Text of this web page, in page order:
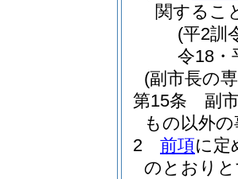
関するこ
(平2訓
令18・
(副市長の
第15条
副
もの以外
2
前項に定
のとおり